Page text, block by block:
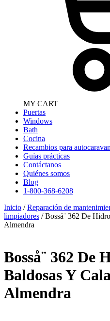
MY CART
Puertas
Windows
Bath
Cocina
Recambios para
Guías prácticas
Contáctanos
Quiénes somos
Blog
1-800-368-6208
Inicio /Reparación de
limpiadores / Bosså¨ 362 De
Almendra
Bosså¨ 362 De
Baldosas Y
Almendra